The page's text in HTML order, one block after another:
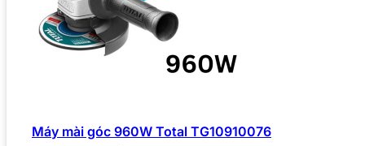
Máy mài góc 960W Total TG10910076